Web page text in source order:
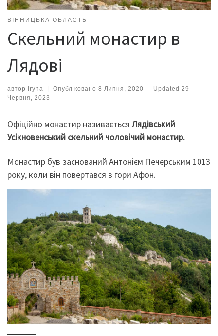
ВІННИЦЬКА ОБЛАСТЬ
Скельний монастир в
Лядові
автор Iryna Опубліковано 8 Липня, 2020 - Updated29
Червня, 2023
Офіційно монастир називаєтьсяЛядівський
Усікновенський скельний чоловічий монастир.
Монастир був заснований Антонієм Печерським 1013
року, коли він повертався з гори Афон.